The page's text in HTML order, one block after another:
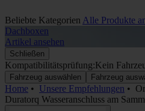
Beliebte Kategorien Alle Produkte
Dachboxen
Artikel ansehen
Schließen
Kompatibilitätsprüfung:Kein
Fahrzeug auswählen Fahrzeug
Home • Unsere Empfehlungen •
Duratorq Wasseranschluss am